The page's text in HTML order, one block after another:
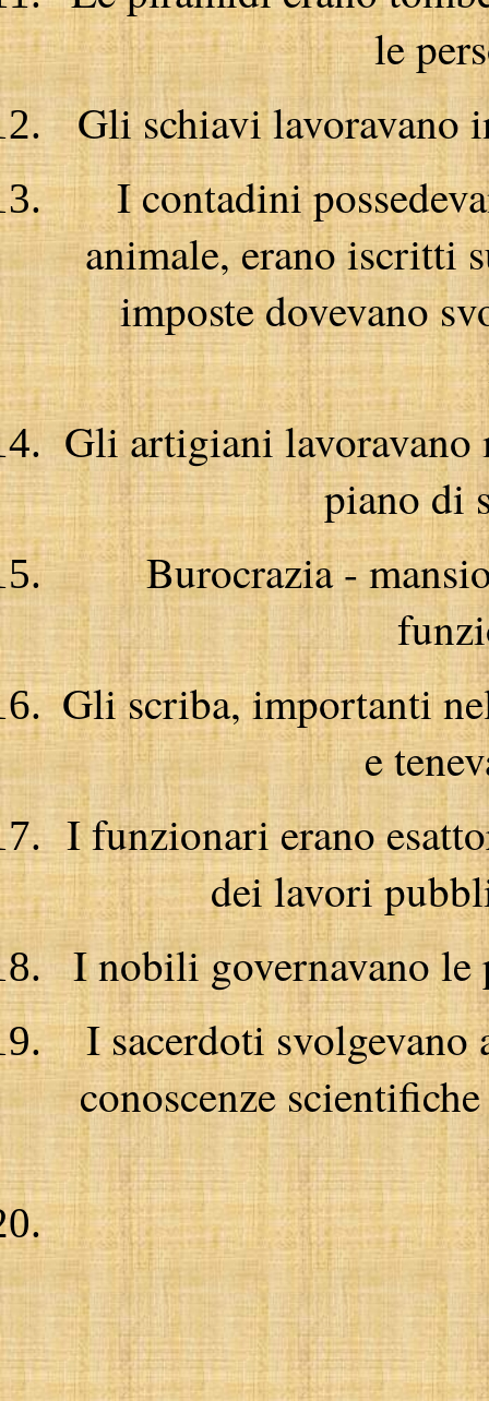
le
Gli schiavi lavoravano
I contadini
animale, erano iscritti
imposte dovevano
Gli artigiani lavoravano
piano di
Burocrazia -
Gli scriba, importanti
e
I funzionari erano
dei lavori
I nobili governavano le
I sacerdoti
conoscenze